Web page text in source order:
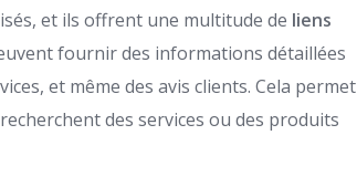
et ils offrent une multitude de liens
fournir des informations détaillées
et même des avis clients. Cela permet
des services ou des produits